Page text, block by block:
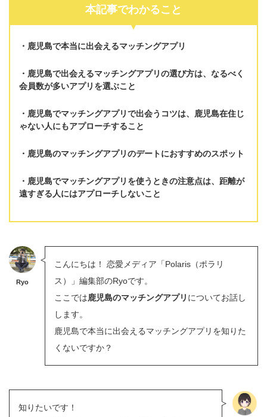
本記事でわかること
鹿児島で本当に出会えるマッチングアプリ
鹿児島で出会えるマッチングアプリの選び方は、 なるべく
会員数が多いアプリを選ぶこと
鹿児島でマッチングアプリで出会うコツは、
鹿児島在住じ
ゃない人にもアプローチすること
鹿児島のマッチングアプリのデートにおすすめのスポット
鹿児島でマッチングアプリを使うときの注意点は、 距離が
遠すぎる人にはアプローチしないこと
Ryo
こんにちは！ 恋愛メディア「Polaris（ポラリ
ス）」編集部のRyoです。
ここでは鹿児島のマッチングアプリ についてお話し
します。
鹿児島で本当に出会えるマッチングアプリを知りた
くないですか？
知りたいです！